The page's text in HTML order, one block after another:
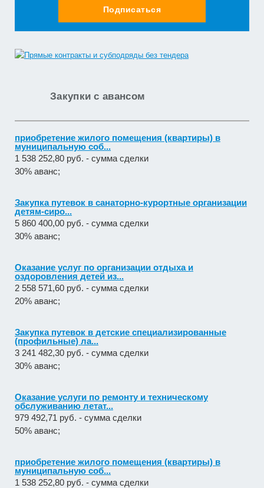
Подписаться
Закупки с авансом
приобретение жилого помещения (квартиры) в
муниципальную соб...
1 538 252,80 руб. - сумма сделки
30% аванс;
Закупка путевок в санаторно-курортные организации
детям-сиро...
5 860 400,00 руб. - сумма сделки
30% аванс;
Оказание услуг по организации отдыха и
оздоровления детей из...
2 558 571,60 руб. - сумма сделки
20% аванс;
Закупка путевок в детские специализированные
(профильные) ла...
3 241 482,30 руб. - сумма сделки
30% аванс;
Оказание услуги по ремонту и техническому
обслуживанию летат...
979 492,71 руб. - сумма сделки
50% аванс;
приобретение жилого помещения (квартиры) в
муниципальную соб...
1 538 252,80 руб. - сумма сделки